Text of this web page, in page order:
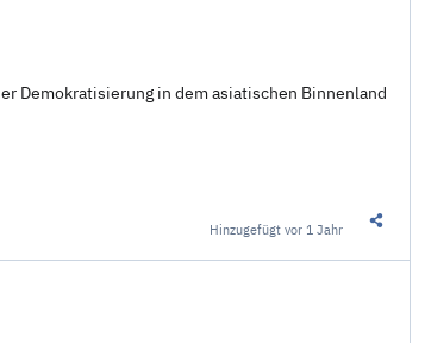
Demokratisierung in dem asiatischen Binnenland
Hinzugefügtvor 1 Jahr